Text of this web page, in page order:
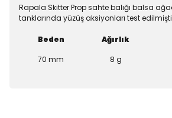
Rapala Skitter Prop sahte balığı balsa
tanklarında yüzüş aksiyonları test
Beden Ağırlık
70 mm
8 g